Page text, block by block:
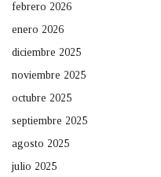
febrero 2026
enero 2026
diciembre 2025
noviembre 2025
octubre 2025
septiembre 2025
agosto 2025
julio 2025